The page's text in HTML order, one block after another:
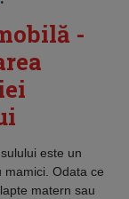
-
este un
Odata ce
matern sau